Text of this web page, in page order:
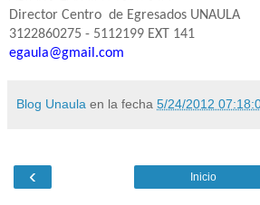
Director Centro de Egresados UNAULA
3122860275 - 5112199 EXT 141
egaula@gmail.com
Blog Unaula en la fecha 5/24/2012
‹ Inicio